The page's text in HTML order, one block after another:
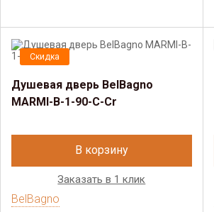
Скидка
Душевая дверь BelBagno
MARMI-B-1-90-C-Cr
В корзину
Заказать в 1 клик
BelBagno